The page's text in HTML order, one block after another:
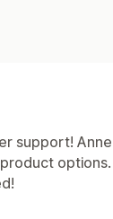
support!